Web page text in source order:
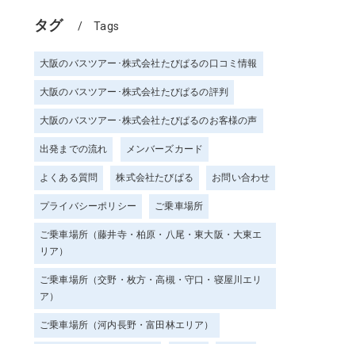
タグ Tags
大阪のバスツアー･株式会社たびぱるの口コミ情報
大阪のバスツアー･株式会社たびぱるの評判
大阪のバスツアー･株式会社たびぱるのお客様の声
出発までの流れ メンバーズカード
よくある質問 株式会社たびぱる お問い合わせ
プライバシーポリシー ご乗車場所
ご乗車場所（藤井寺・柏原・八尾・東大阪・大東エ
リア）
ご乗車場所（交野・枚方・高槻・守口・寝屋川エリ
ア）
ご乗車場所（河内長野・富田林エリア）